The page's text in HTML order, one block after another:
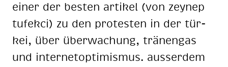
ei­ner der bes­ten ar­ti­kel (von zeynep
tu­fek­ci) zu den pro­tes­ten in der tür­
kei, über über­wa­chung, trä­nen­gas
und in­ter­net­op­ti­mis­mus. aus­ser­dem